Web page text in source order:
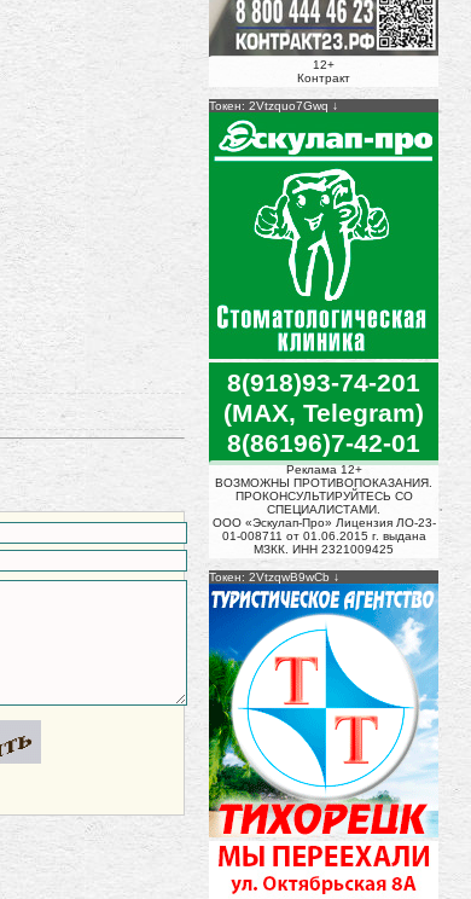
12+
Контракт
Токен: 2Vtzquo7Gwq
8(918)93-74-201
(MAX, Telegram)
8(86196)7-42-01
Реклама 12+
ВОЗМОЖНЫ ПРОТИВОПОКАЗАНИЯ.
ПРОКОНСУЛЬТИРУЙТЕСЬ СО
СПЕЦИАЛИСТАМИ.
ООО «Эскулап-Про» Лицензия ЛО-23-
01-008711 от 01.06.2015 г. выдана
МЗКК. ИНН 2321009425
Токен: 2VtzqwB9wCb